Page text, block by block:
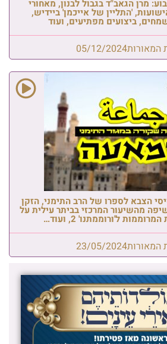
מרן הגאב"ד בגבול לבנון, מאחורי
'התליין של אייכמן' ביידיש,
ביצועים מפתיעים, ועוד
המאורות05/12/2024
הצבא לספרו של הרב התימני, הזקן
מהשיעור המרכזי בביתר עילית על
ל'ורוממתנו' 2, ועוד…
המאורות23/05/2024